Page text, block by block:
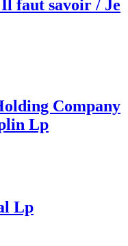
faut savoir / Je
Company
Lp
Lp